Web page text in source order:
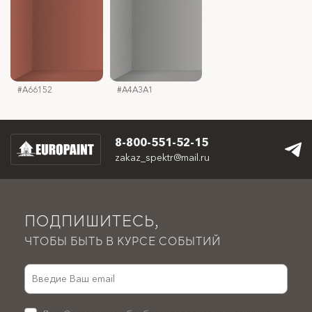
#A66152 #A4A3A1
#024442 #191E28
#005B8C
8-800-551-52-15
zakaz_spektr@mail.ru
ПОДПИШИТЕСЬ,
ЧТОБЫ БЫТЬ В КУРСЕ СОБЫТИЙ